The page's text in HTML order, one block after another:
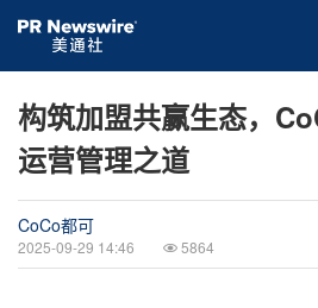
构筑加盟共赢生态，
运营管理之道
CoCo都可
2025-09-29 14:46 5864